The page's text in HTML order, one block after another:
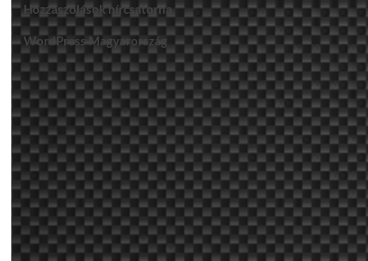
Hozzászólások hírcsatorna
WordPress Magyarország